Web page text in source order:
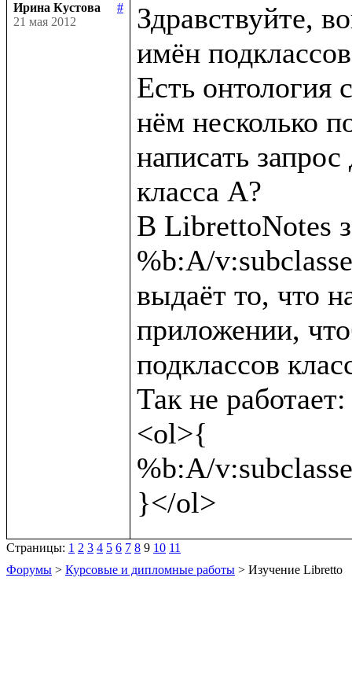
Ирина Кустова
#
21 мая 2012
Здравствуйте,
имён
Есть онтология
нём несколько
написать
класса А?
В LibrettoNotes
%b:A/
выдаёт то, что
приложении,
подклассов
Так не работает:
<ol>{
%b:A/
Страницы: 1 2 3 4 5 6 7 8 9 10 11
Форумы > Курсовые и дипломные работы > Изучение Libretto